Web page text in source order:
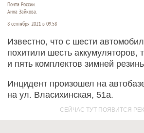
Почта России.
Анна Зайкова.
8 сентября 2021 в 09:58
Известно, что с шести
похитили шесть аккумуляторов,
и пять комплектов зимней
Инцидент произошел на
на ул. Власихинская, 51а.